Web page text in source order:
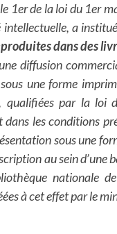
1er de la loi du 1er
intellectuelle, a
dans des
diffusion
une forme
qualifiées par la
dans les conditions
sous une
au sein d’une
nationale
à cet effet par le